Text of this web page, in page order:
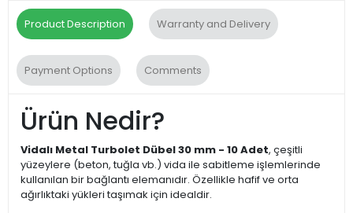
Product Description Warranty and Delivery
Payment Options Comments
Ürün Nedir?
Vidalı Metal Turbolet Dübel 30 mm - 10 Adet, çeşitli
yüzeylere (beton, tuğla vb.) vida ile sabitleme işlemlerinde
kullanılan bir bağlantı elemanıdır. Özellikle hafif ve orta
ağırlıktaki yükleri taşımak için idealdir.